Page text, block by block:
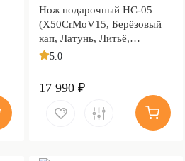
Нож подарочный НС-05
(X50CrMoV15, Берёзовый
кап, Латунь, Литьё,
Золочение клинка гарды и
5.0
17 990 ₽